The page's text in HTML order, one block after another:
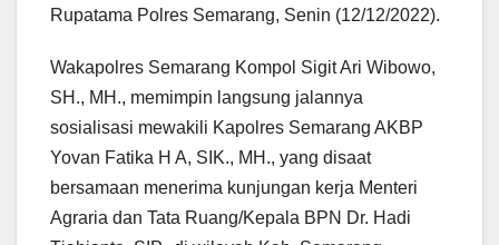
Rupatama Polres Semarang, Senin (12/12/2022).
Wakapolres Semarang Kompol Sigit Ari Wibowo,
SH., MH., memimpin langsung jalannya
sosialisasi mewakili Kapolres Semarang AKBP
Yovan Fatika H A, SIK., MH., yang disaat
bersamaan menerima kunjungan kerja Menteri
Agraria dan Tata Ruang/Kepala BPN Dr. Hadi